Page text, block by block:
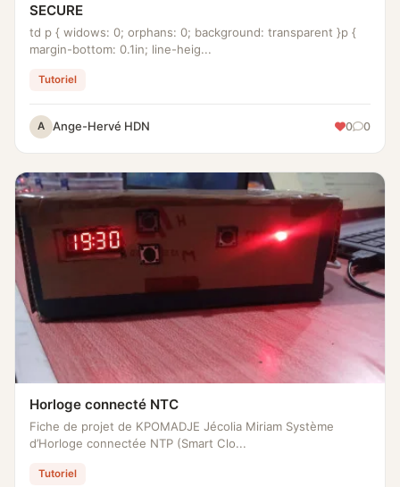
SECURE
td p { widows: 0; orphans: 0; background: transparent }p {
margin-bottom: 0.1in; line-heig...
Tutoriel
A Ange-Hervé HDN 0 0
Horloge connecté NTC
Fiche de projet de KPOMADJE Jécolia Miriam Système
d’Horloge connectée NTP (Smart Clo...
Tutoriel